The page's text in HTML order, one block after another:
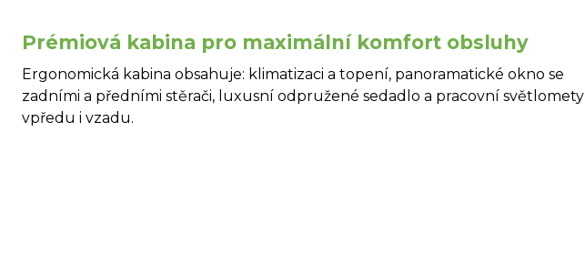
Prémiová kabina pro maximální komfort obsluhy
Ergonomická kabina obsahuje: klimatizaci a topení, panoramatické okno se
zadními a předními stěrači, luxusní odpružené sedadlo a pracovní světlomety
vpředu i vzadu.